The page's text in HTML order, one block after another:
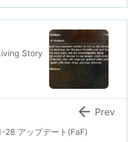
Story
28 アップデート(FaF)
 Prev